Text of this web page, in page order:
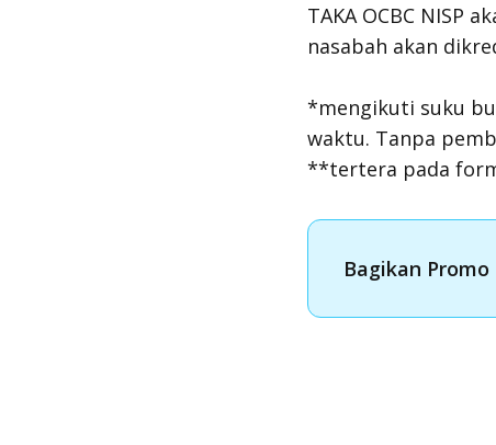
TAKA OCBC NISP
nasabah akan
*mengikuti suku
waktu. Tanpa
**tertera pada
Bagikan Promo